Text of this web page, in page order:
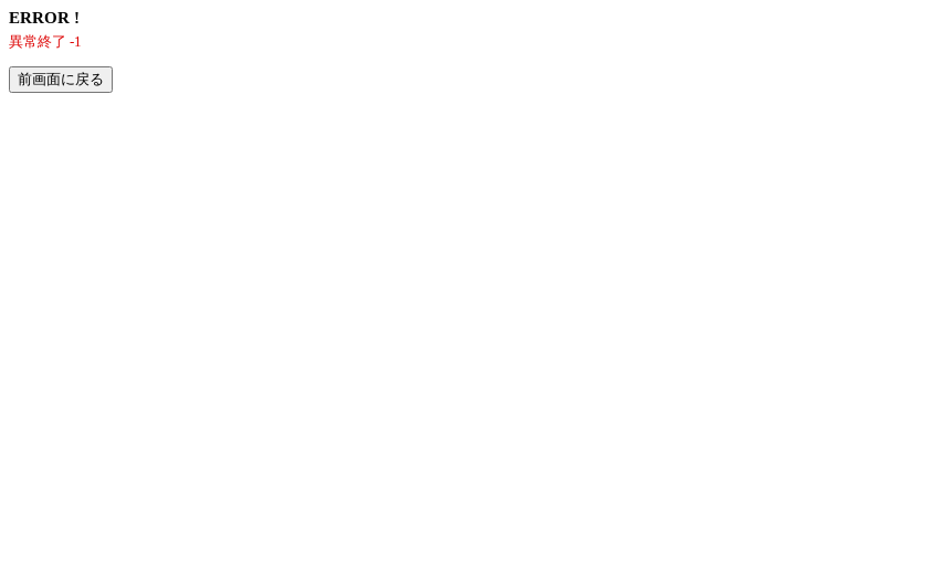
ERROR !
異常終了 -1